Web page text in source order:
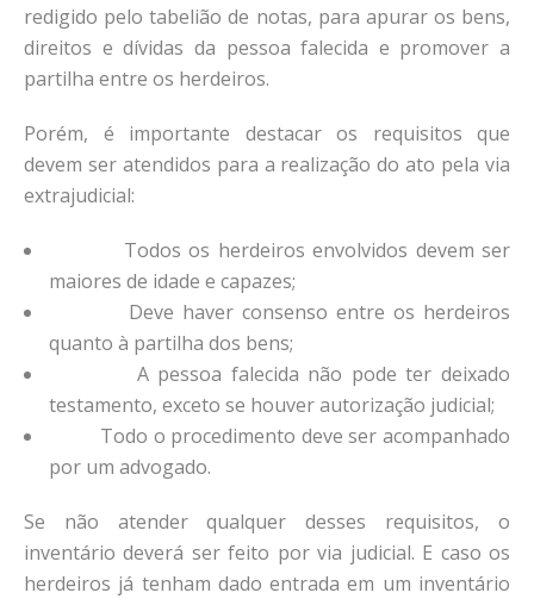
redigido pelo tabelião de notas, para apurar os bens,
direitos e dívidas da pessoa falecida e promover a
partilha entre os herdeiros.
Porém, é importante destacar os requisitos que
devem ser atendidos para a realização do ato pela via
extrajudicial:
Todos os herdeiros envolvidos devem ser
maiores de idade e capazes;
Deve haver consenso entre os herdeiros
quanto à partilha dos bens;
A pessoa falecida não pode ter deixado
testamento, exceto se houver autorização judicial;
Todo o procedimento deve ser acompanhado
por um advogado.
Se não atender qualquer desses requisitos, o
inventário deverá ser feito por via judicial. E caso os
herdeiros já tenham dado entrada em um inventário